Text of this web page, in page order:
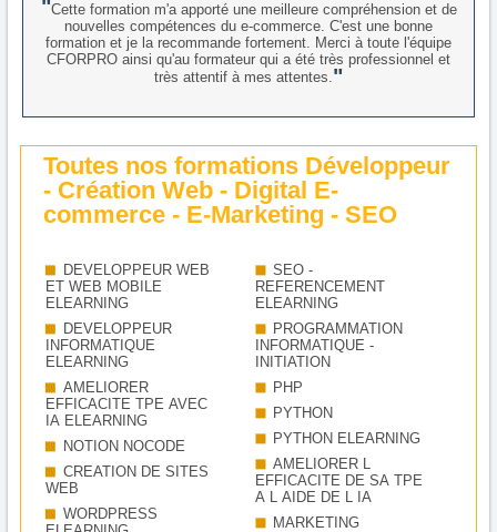
Cette formation m'a apporté une meilleure compréhension et de
nouvelles compétences du e-commerce. C'est une bonne
formation et je la recommande fortement. Merci à toute l'équipe
CFORPRO ainsi qu'au formateur qui a été très professionnel et
très attentif à mes attentes.
Toutes nos formations Développeur
- Création Web - Digital E-
commerce - E-Marketing - SEO
DEVELOPPEUR WEB
ET WEB MOBILE
ELEARNING
DEVELOPPEUR
INFORMATIQUE
ELEARNING
AMELIORER
EFFICACITE TPE AVEC
IA ELEARNING
NOTION NOCODE
CREATION DE SITES
WEB
WORDPRESS
SEO -
REFERENCEMENT
ELEARNING
PROGRAMMATION
INFORMATIQUE -
INITIATION
PHP
PYTHON
PYTHON ELEARNING
AMELIORER L
EFFICACITE DE SA TPE
A L AIDE DE L IA
MARKETING